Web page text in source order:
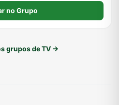
no Grupo
grupos de TV →